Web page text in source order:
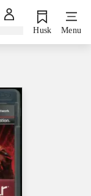
Husk Menu